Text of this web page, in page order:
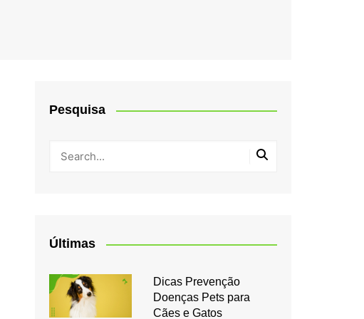
Pesquisa
Últimas
Dicas Prevenção
Doenças Pets para
Cães e Gatos